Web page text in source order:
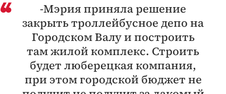
-Мэрия приняла решение
закрыть троллейбусное депо на
Городском Валу и построить
там жилой комплекс. Строить
будет люберецкая компания,
при этом городской бюджет не